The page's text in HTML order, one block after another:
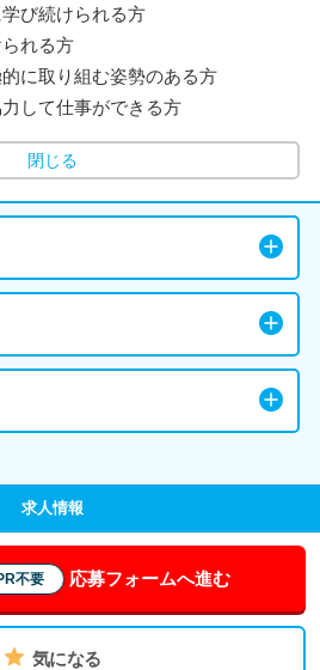
び続けられる方
れる方
に取り組む姿勢のある方
して仕事ができる方
閉じる
求人情報
不要 応募フォームへ進む
気になる